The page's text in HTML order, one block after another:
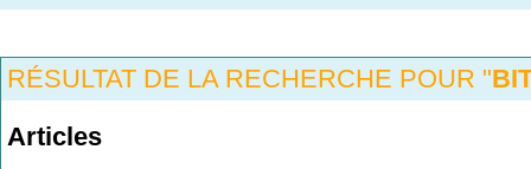
RÉSULTAT DE LA RECHERCHE POUR "
Articles